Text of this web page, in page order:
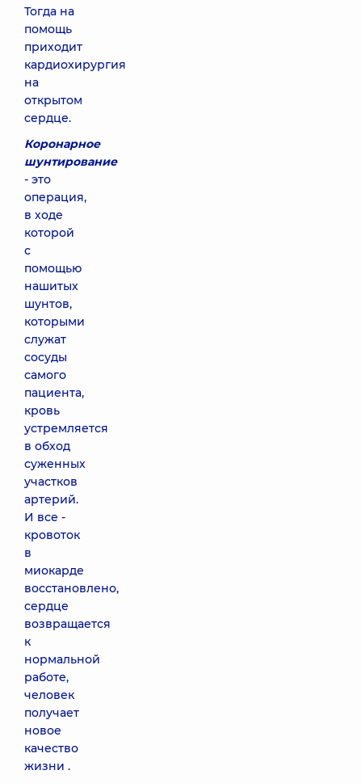
Тогда на
помощь
приходит
кардиохирургия
на
открытом
сердце.
Коронарное
шунтирование
- это
операция,
в ходе
которой
с
помощью
нашитых
шунтов,
которыми
служат
сосуды
самого
пациента,
кровь
устремляется
в обход
суженных
участков
артерий.
И все -
кровоток
в
миокарде
восстановлено,
сердце
возвращается
к
нормальной
работе,
человек
получает
новое
качество
жизни .